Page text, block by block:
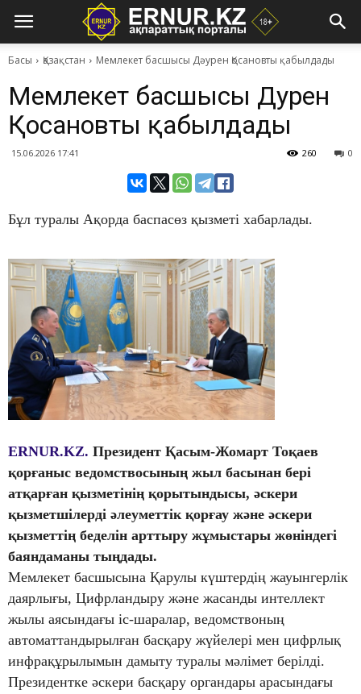
Басы Қазақстан Мемлекет басшысы Дәурен Қосановты қабылдады
Мемлекет басшысы Дәурен
Қосановты қабылдады
15.06.2026 17:41 0
260
Бұл туралы Ақорда баспасөз қызметі хабарлады.
ERNUR.KZ. Президент Қасым-Жомарт Тоқаев
қорғаныс ведомствосының жыл басынан бері
атқарған қызметінің қорытындысы, әскери
қызметшілерді әлеуметтік қорғау және әскери
қызметтің беделін арттыру жұмыстары жөніндегі
баяндаманы тыңдады.
Мемлекет басшысына Қарулы күштердің жауынгерлік
даярлығы, Цифрландыру және жасанды интеллект
жылы аясындағы іс-шаралар, ведомствоның
автоматтандырылған басқару жүйелері мен цифрлық
инфрақұрылымын дамыту туралы мәлімет берілді.
Президентке әскери басқару органдары арасындағы